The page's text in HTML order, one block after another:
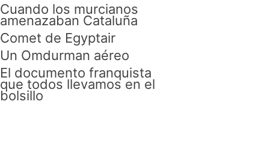
Cuando los murcianos
amenazaban Cataluña
Comet de Egyptair
Un Omdurman aéreo
El documento franquista
que todos llevamos en el
bolsillo